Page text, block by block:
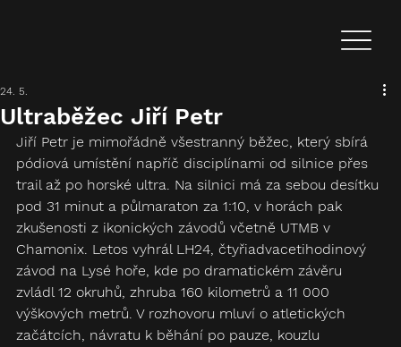
Ultraběžec Jiří Petr
24. 5.
Jiří Petr je mimořádně všestranný běžec, který sbírá
pódiová umístění napříč disciplínami od silnice přes
trail až po horské ultra. Na silnici má za sebou desítku
pod 31 minut a půlmaraton za 1:10, v horách pak
zkušenosti z ikonických závodů včetně UTMB v
Chamonix. Letos vyhrál LH24, čtyřiadvacetihodinový
závod na Lysé hoře, kde po dramatickém závěru
zvládl 12 okruhů, zhruba 160 kilometrů a 11 000
výškových metrů. V rozhovoru mluví o atletických
začátcích, návratu k běhání po pauze, kouzlu